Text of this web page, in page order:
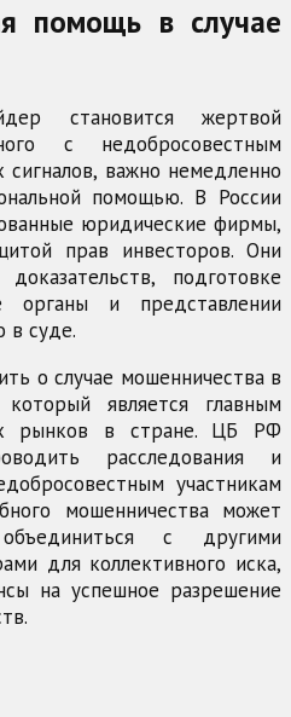
помощь в случае
становится жертвой
с недобросовестным
сигналов, важно немедленно
помощью. В России
юридические фирмы,
прав инвесторов. Они
подготовке
органы и представлении
в суде.
о случае мошенничества в
является главным
рынков в стране. ЦБ РФ
расследования и
участникам
мошенничества может
с другими
для коллективного иска,
на успешное разрешение